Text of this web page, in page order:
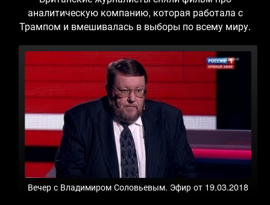
аналитическую компанию, которая работала с
Трампом и вмешивалась в выборы по всему миру.
Вечер с Владимиром Соловьевым. Эфир от 19.03.2018